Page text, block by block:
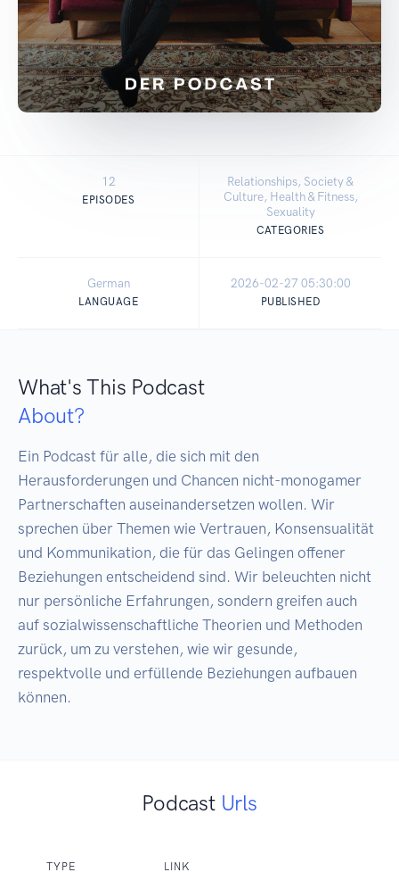
12
EPISODES
Relationships, Society &
Culture, Health & Fitness,
Sexuality
CATEGORIES
German
LANGUAGE
2026-02-27 05:30:00
PUBLISHED
What's This Podcast
About?
Ein Podcast für alle, die sich mit den
Herausforderungen und Chancen nicht-monogamer
Partnerschaften auseinandersetzen wollen. Wir
sprechen über Themen wie Vertrauen, Konsensualität
und Kommunikation, die für das Gelingen offener
Beziehungen entscheidend sind. Wir beleuchten nicht
nur persönliche Erfahrungen, sondern greifen auch
auf sozialwissenschaftliche Theorien und Methoden
zurück, um zu verstehen, wie wir gesunde,
respektvolle und erfüllende Beziehungen aufbauen
können.
Podcast Urls
TYPE LINK